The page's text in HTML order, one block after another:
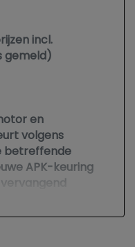
incl.
gemeld)
en
volgens
betreffende
APK-keuring
*